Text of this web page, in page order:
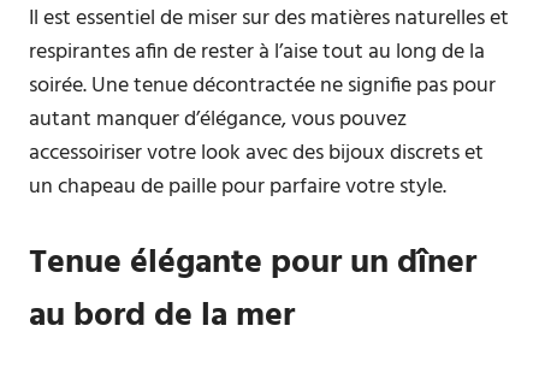
Il est essentiel de miser sur des matières naturelles et
respirantes afin de rester à l’aise tout au long de la
soirée. Une tenue décontractée ne signifie pas pour
autant manquer d’élégance, vous pouvez
accessoiriser votre look avec des bijoux discrets et
un chapeau de paille pour parfaire votre style.
Tenue élégante pour un dîner
au bord de la mer